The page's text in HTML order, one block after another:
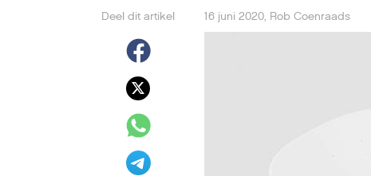
Deel dit artikel 16 juni 2020, Rob Coenraads